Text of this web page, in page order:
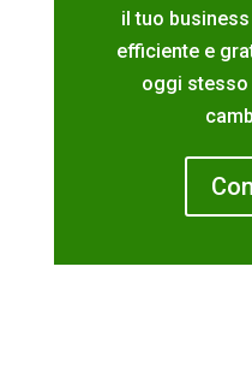
il tuo
efficiente e
oggi stesso